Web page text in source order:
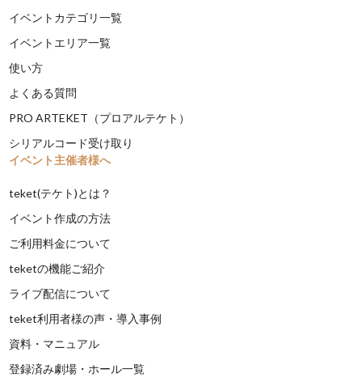
イベントカテゴリ一覧
イベントエリア一覧
使い方
よくある質問
PRO ARTEKET（プロアルテケト）
シリアルコード受け取り
イベント主催者様へ
teket(テケト)とは？
イベント作成の方法
ご利用料金について
teketの機能ご紹介
ライブ配信について
teket利用者様の声・導入事例
資料・マニュアル
登録済み劇場・ホール一覧